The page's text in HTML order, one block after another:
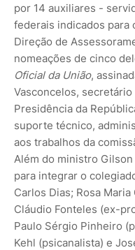
por 14 auxiliares -
federais indicados para
Direção de
nomeações de cinco
Oficial da União,
Vasconcelos,
Presidência da
suporte técnico,
aos trabalhos da
Além do ministro
para integrar o
Carlos Dias; Rosa
Cláudio Fonteles (ex-
Paulo Sérgio Pinheiro
Kehl (psicanalista) e